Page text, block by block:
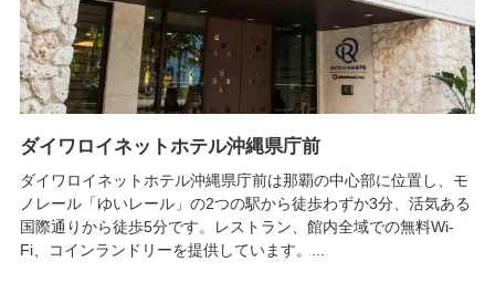
ダイワロイネットホテル沖縄県庁前
ダイワロイネットホテル沖縄県庁前は那覇の中心部に位置し、モ
ノレール「ゆいレール」の2つの駅から徒歩わずか3分、活気ある
国際通りから徒歩5分です。レストラン、館内全域での無料Wi-
Fi、コインランドリーを提供しています。...